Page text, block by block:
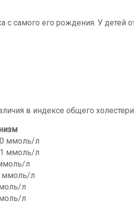
самого его рождения. У детей
в индексе общего
ммоль/л
ммоль/л
л
ммоль/л
л
л